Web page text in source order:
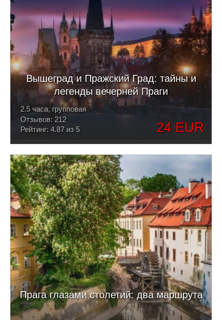
Вышеград и Пражский Град: тайны и
легенды вечерней Праги
24 EUR
2.5 часа, групповая
Отзывов: 212
Рейтинг: 4.87 из 5
Прага глазами столетий: два маршрута